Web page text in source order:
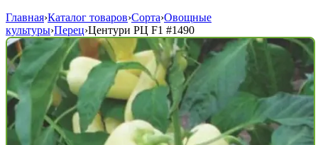
Главная›Каталог товаров›Сорта›Овощные
культуры›Перец›Центури РЦ F1 #1490